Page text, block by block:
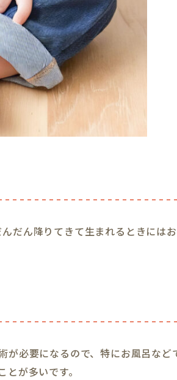
だん降りてきて生まれるときには
必要になるので、特にお風呂な
が多いです。